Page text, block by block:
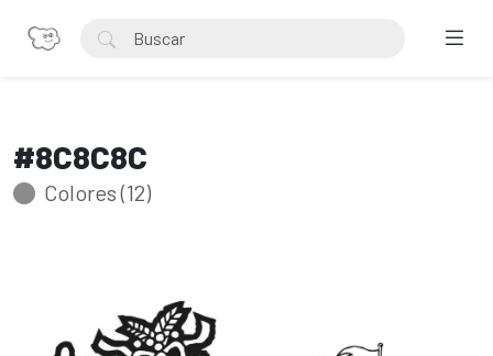
#8C8C8C
Colores (12)